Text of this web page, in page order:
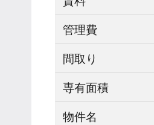
管理費
間取り
専有面積
物件名